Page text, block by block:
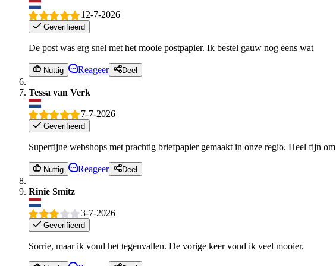
12-7-2026
Geverifieerd
De post was erg snel met het mooie postpapier. Ik bestel gauw nog eens wat
Nuttig Reageer Deel
Tessa van Verk
7-7-2026
Geverifieerd
Superfijne webshops met prachtig briefpapier gemaakt in onze regio. Heel fijn
Nuttig Reageer Deel
Rinie Smitz
3-7-2026
Geverifieerd
Sorrie, maar ik vond het tegenvallen. De vorige keer vond ik veel mooier.